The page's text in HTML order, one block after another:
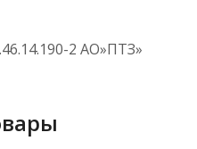
2 АО»ПТЗ»